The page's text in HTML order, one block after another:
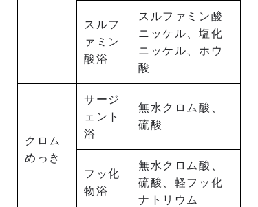
スルフ
ァミン
酸浴
スルファミン酸
ニッケル、塩化
ニッケル、ホウ
酸
クロム
めっき
サージ
ェント
浴
無水クロム酸、
硫酸
フッ化
物浴
無水クロム酸、
硫酸、軽フッ化
ナトリウム